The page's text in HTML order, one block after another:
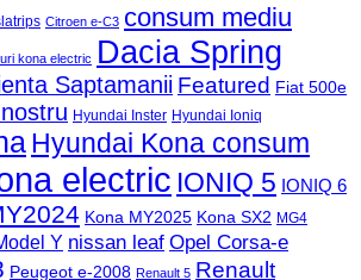
Citroen e-C3 consum mediu
kona electric Dacia Spring
Saptamanii Featured Fiat 500e
Hyundai Inster Hyundai Ioniq
Hyundai Kona consum
electric IONIQ 5 IONIQ 6
Kona MY2025 Kona SX2 MG4
Y nissan leaf Opel Corsa-e
Peugeot e-2008 Renault 5 Renault